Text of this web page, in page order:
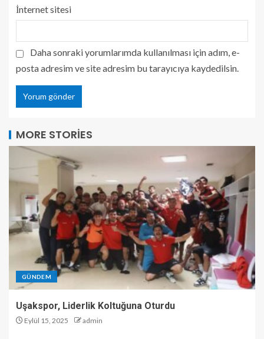
İnternet sitesi
Daha sonraki yorumlarımda kullanılması için adım, e-
posta adresim ve site adresim bu tarayıcıya kaydedilsin.
MORE STORIES
GÜNDEM
Uşakspor, Liderlik Koltuğuna Oturdu
Eylül 15, 2025 admin